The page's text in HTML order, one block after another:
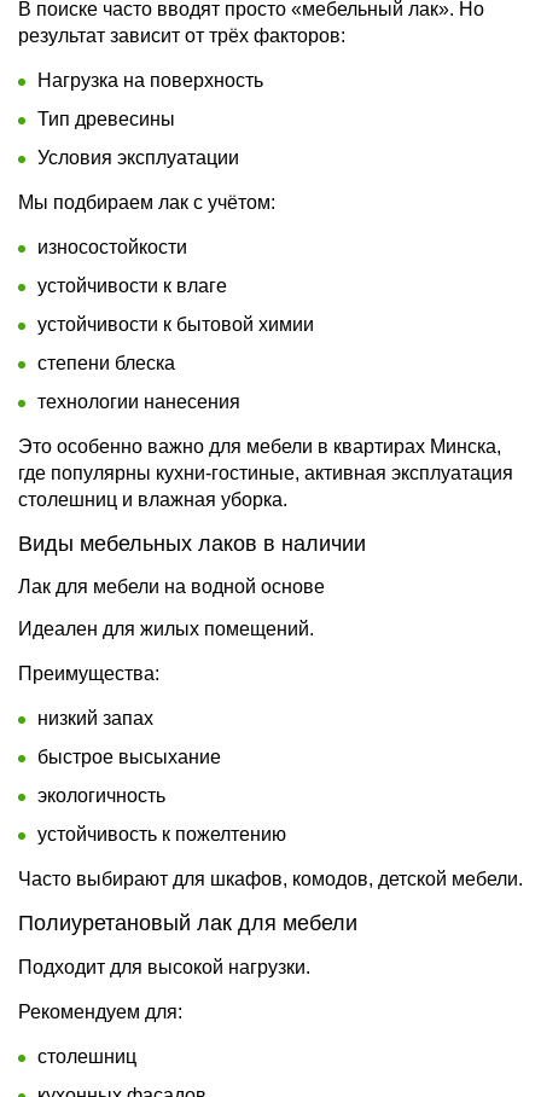
В поиске часто вводят просто «мебельный лак». Но
результат зависит от трёх факторов:
Нагрузка на поверхность
Тип древесины
Условия эксплуатации
Мы подбираем лак с учётом:
износостойкости
устойчивости к влаге
устойчивости к бытовой химии
степени блеска
технологии нанесения
Это особенно важно для мебели в квартирах Минска,
где популярны кухни-гостиные, активная эксплуатация
столешниц и влажная уборка.
Виды мебельных лаков в наличии
Лак для мебели на водной основе
Идеален для жилых помещений.
Преимущества:
низкий запах
быстрое высыхание
экологичность
устойчивость к пожелтению
Часто выбирают для шкафов, комодов, детской мебели.
Полиуретановый лак для мебели
Подходит для высокой нагрузки.
Рекомендуем для:
столешниц